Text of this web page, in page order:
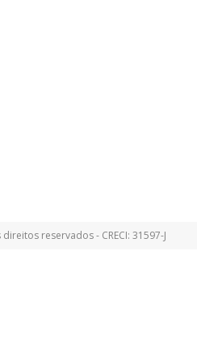
reservados - CRECI: 31597-J